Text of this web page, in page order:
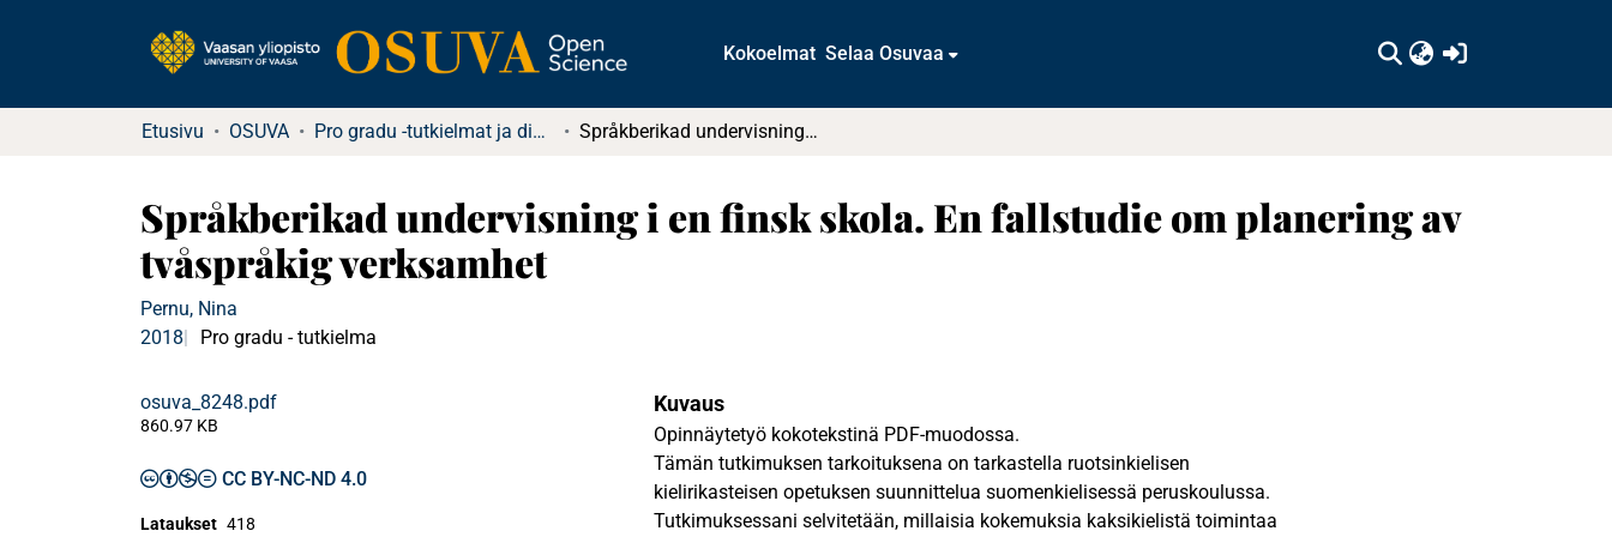
Kokoelmat Selaa Osuvaa
Etusivu OSUVA Pro gradu -tutkielmat ja diplomityöt Språkberikad undervisning i en finsk skola. En fallstudie om planering av tvåspråkig verksamhet
Språkberikad undervisning i en finsk skola. En fallstudie om planering av
tvåspråkig verksamhet
Pernu, Nina
2018
Pro gradu - tutkielma
osuva_8248.pdf
860.97 KB
CC BY-NC-ND 4.0
Lataukset 418
Kuvaus
Opinnäytetyö kokotekstinä PDF-muodossa.
Tämän tutkimuksen tarkoituksena on tarkastella ruotsinkielisen
kielirikasteisen opetuksen suunnittelua suomenkielisessä peruskoulussa.
Tutkimuksessani selvitetään, millaisia kokemuksia kaksikielistä toimintaa